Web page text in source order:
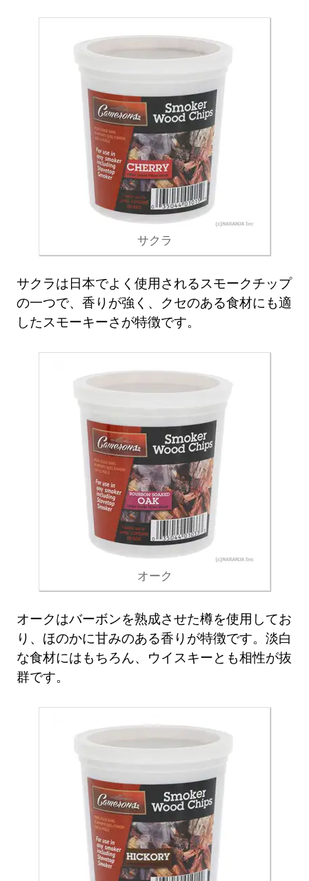
サクラ
サクラは日本でよく使用されるスモークチップ
の一つで、香りが強く、クセのある食材にも適
したスモーキーさが特徴です。
オーク
オークはバーボンを熟成させた樽を使用してお
り、ほのかに甘みのある香りが特徴です。淡白
な食材にはもちろん、ウイスキーとも相性が抜
群です。